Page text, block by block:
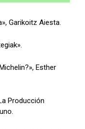
Garikoitz Aiesta.
Esther
Producción